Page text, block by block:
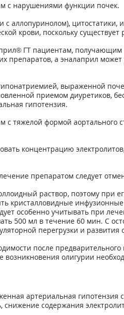
с нарушениями функции почек.
аллопуринолом),
крови, поскольку
®ГТ пациентам, получающим
препаратов, а эналаприл
выраженной
приемом диуретиков,
гипотензия.
с тяжелой формой
концентрацию
препаратом следует
раствор, поэтому при
кристалловидные
особенно учитывать при
500 мл в течение 60 мин. С
перегрузки и развития
после
возникновения олигурии
артериальная гипотензия
снижение содержания